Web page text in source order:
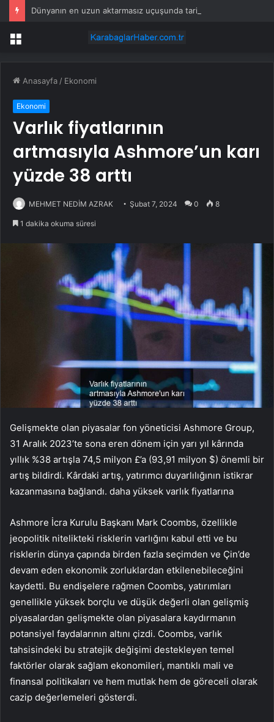
Menü
Anasayfa / Ekonomi
Ekonomi
Varlık fiyatlarının
artmasıyla Ashmore’un karı
yüzde 38 arttı
MEHMET NEDİM AZRAK Şubat 7, 2024 0 8
1 dakika okuma süresi
Gelişmekte olan piyasalar fon yöneticisi Ashmore Group,
31 Aralık 2023’te sona eren dönem için yarı yıl kârında
yıllık %38 artışla 74,5 milyon £’a (93,91 milyon $) önemli bir
artış bildirdi. Kârdaki artış, yatırımcı duyarlılığının istikrar
kazanmasına bağlandı. daha yüksek varlık fiyatlarına
Ashmore İcra Kurulu Başkanı Mark Coombs, özellikle
jeopolitik nitelikteki risklerin varlığını kabul etti ve bu
risklerin dünya çapında birden fazla seçimden ve Çin’de
devam eden ekonomik zorluklardan etkilenebileceğini
kaydetti. Bu endişelere rağmen Coombs, yatırımları
genellikle yüksek borçlu ve düşük değerli olan gelişmiş
piyasalardan gelişmekte olan piyasalara kaydırmanın
potansiyel faydalarının altını çizdi. Coombs, varlık
tahsisindeki bu stratejik değişimi destekleyen temel
faktörler olarak sağlam ekonomileri, mantıklı mali ve
finansal politikaları ve hem mutlak hem de göreceli olarak
cazip değerlemeleri gösterdi.